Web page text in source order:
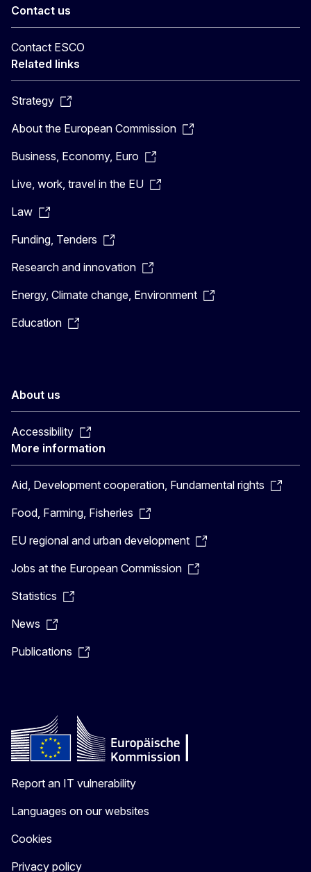
Contact us
Contact ESCO
Related links
Strategy
About the European Commission
Business, Economy, Euro
Live, work, travel in the EU
Law
Funding, Tenders
Research and innovation
Energy, Climate change, Environment
Education
About us
Accessibility
More information
Aid, Development cooperation, Fundamental rights
Food, Farming, Fisheries
EU regional and urban development
Jobs at the European Commission
Statistics
News
Publications
Report an IT vulnerability
Languages on our websites
Cookies
Privacy policy